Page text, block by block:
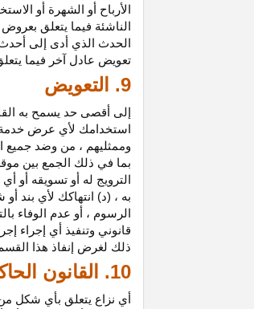
الأرباح أو الشهرة أو
الناشئة فيما يتعلق
الحدث الذي أدى إلى
تعويض عادل آخر فيما
9. التعويض
إلى أقصى حد يسمح به
استخدامك لأي عرض خدمة)
وممثليهم ، من وضد جميع
بما في ذلك الجمع بين
الترويج له أو تسويقه أو
به ، (د) انتهاكك لأي بند
الرسوم ، أو عدم الوفاء
قانوني وتنفيذ أي إجراء
ذلك لغرض إنفاذ هذا
10. القانون الحاكم والمنازعات
أي نزاع يتعلق بأي شكل